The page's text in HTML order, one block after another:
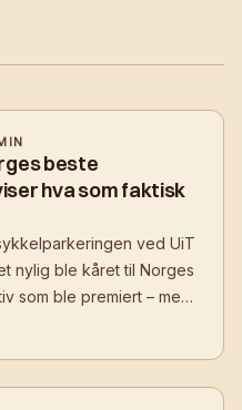
beste
hva som faktisk
ved UiT
nylig ble kåret til Norges
som ble premiert – men
kombinerer høy